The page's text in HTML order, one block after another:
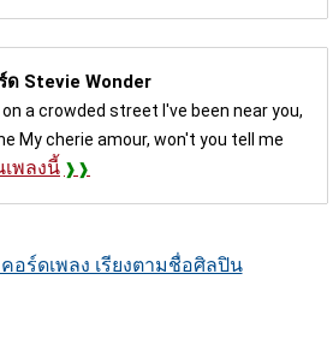
ด Stevie Wonder
a crowded street I've been near you,
My cherie amour, won't you tell me
เพลงนี้
อร์ดเพลง เรียงตามชื่อศิลปิน